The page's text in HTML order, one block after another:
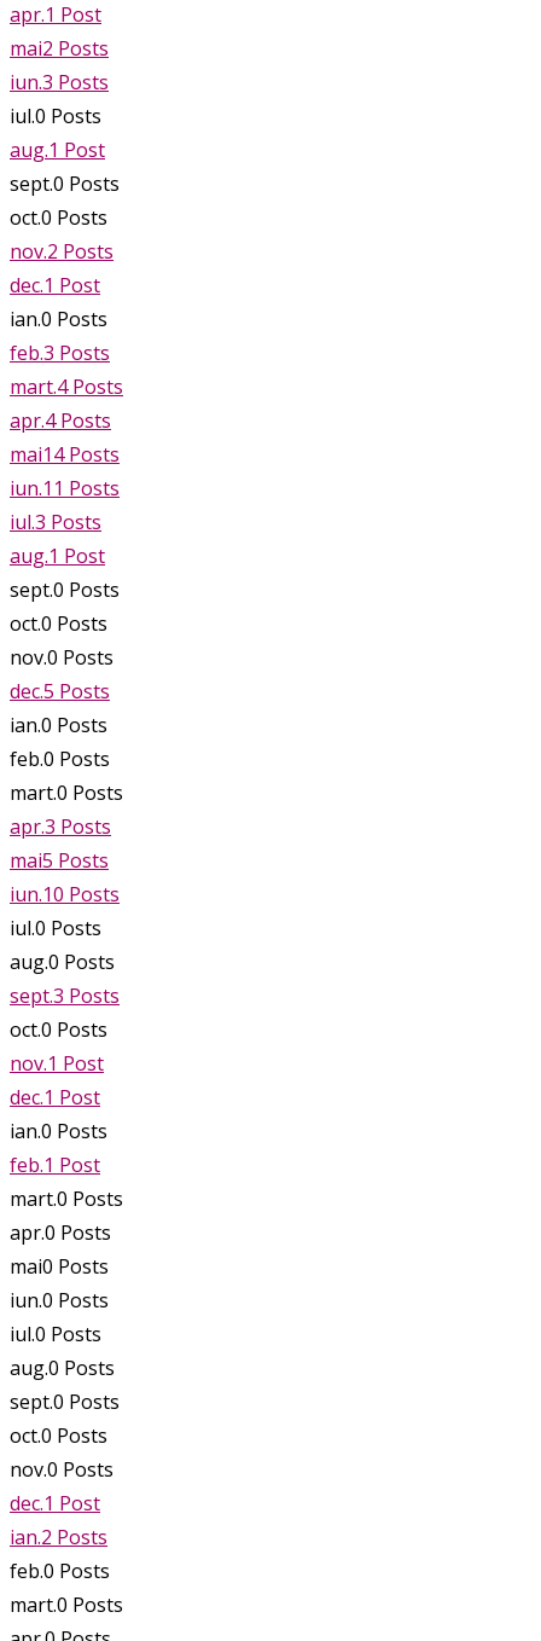
apr.1 Post
mai2 Posts
iun.3 Posts
iul.0 Posts
aug.1 Post
sept.0 Posts
oct.0 Posts
nov.2 Posts
dec.1 Post
ian.0 Posts
feb.3 Posts
mart.4 Posts
apr.4 Posts
mai14 Posts
iun.11 Posts
iul.3 Posts
aug.1 Post
sept.0 Posts
oct.0 Posts
nov.0 Posts
dec.5 Posts
ian.0 Posts
feb.0 Posts
mart.0 Posts
apr.3 Posts
mai5 Posts
iun.10 Posts
iul.0 Posts
aug.0 Posts
sept.3 Posts
oct.0 Posts
nov.1 Post
dec.1 Post
ian.0 Posts
feb.1 Post
mart.0 Posts
apr.0 Posts
mai0 Posts
iun.0 Posts
iul.0 Posts
aug.0 Posts
sept.0 Posts
oct.0 Posts
nov.0 Posts
dec.1 Post
ian.2 Posts
feb.0 Posts
mart.0 Posts